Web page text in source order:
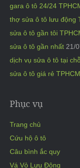
gara ô tô 24/24
thợ sửa ô tô lưu động
sửa ô tô gần tôi
sửa ô tô gần nhất 21/
dịch vụ sửa ô tô tại
sửa ô tô giá rẻ TPHCM
Phục vụ
Trang chủ
Cứu hộ ô tô
Câu bình ắc quy
Vá Vỏ Lưu Động